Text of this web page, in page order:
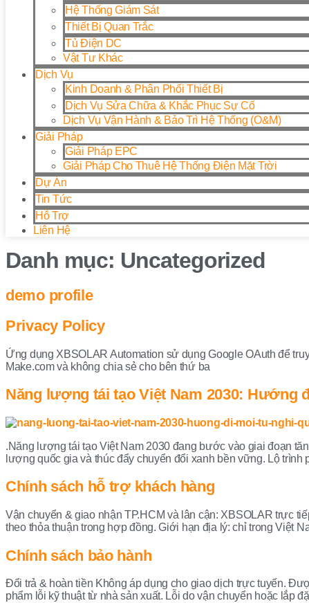
Hệ Thống Giám Sát
Thiết Bị Quan Trắc
Tủ Điện DC
Vật Tư Khác
Dịch Vụ
Kinh Doanh & Phân Phối Thiết Bị
Dịch Vụ Sửa Chữa & Khắc Phục Sự Cố
Dịch Vụ Vận Hành & Bảo Trì Hệ Thống (O&M)
Giải Pháp
Giải Pháp EPC
Giải Pháp Cho Thuê Hệ Thống Điện Mặt Trời
Dự Án
Tin Tức
Hỗ Trợ
Liên Hệ
Danh mục: Uncategorized
demo profile
Privacy Policy
Ứng dụng XBSOLAR Automation sử dụng Google OAuth để
Make.com và không chia sẻ cho bên thứ ba
Năng lượng tái tạo Việt Nam 2030: Hướng
.Năng lượng tái tạo Việt Nam 2030 đang bước vào giai đoạn
lượng quốc gia và thúc đẩy chuyển đổi xanh bền vững. Lộ
Chính sách hỗ trợ khách hàng
Vận chuyển & giao nhận TP.HCM và lân cận: XBSOLAR trực
theo thỏa thuận trong hợp đồng. Giới hạn địa lý: chỉ trong Việt
Chính sách bảo hành
Đổi trả & hoàn tiền Không áp dụng cho giao dịch trực tuyến.
phẩm lỗi kỹ thuật từ nhà sản xuất. Lỗi do vận chuyển hoặc lắp